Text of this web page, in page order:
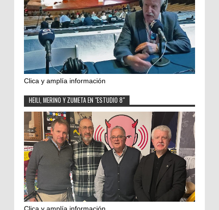
Clica y amplía información
HEILI, MERINO Y ZUMETA EN "ESTUDIO 8"